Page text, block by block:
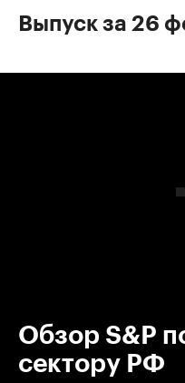
Выпуск за 26
Обзор S&P
сектору РФ